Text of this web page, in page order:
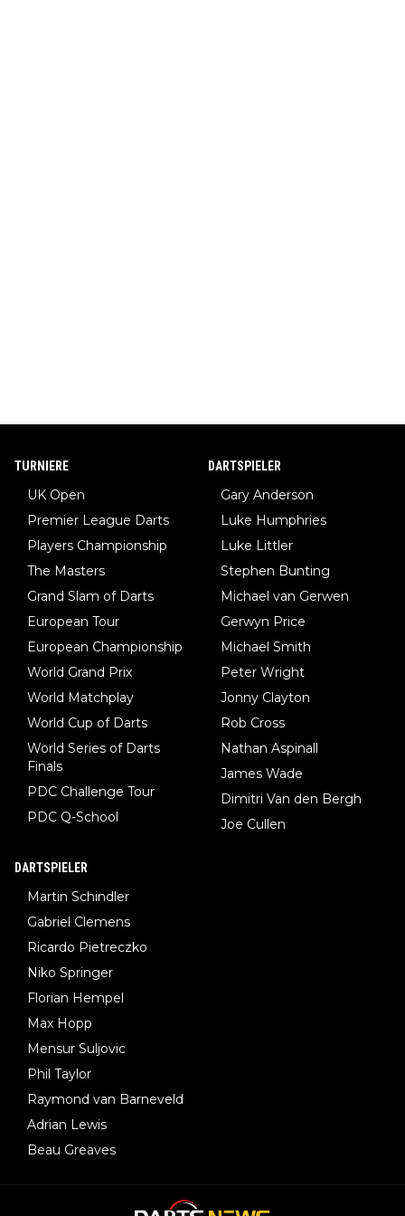
TURNIERE
UK Open
Premier League Darts
Players Championship
The Masters
Grand Slam of Darts
European Tour
European Championship
World Grand Prix
World Matchplay
World Cup of Darts
World Series of Darts
Finals
PDC Challenge Tour
PDC Q-School
DARTSPIELER
Gary Anderson
Luke Humphries
Luke Littler
Stephen Bunting
Michael van Gerwen
Gerwyn Price
Michael Smith
Peter Wright
Jonny Clayton
Rob Cross
Nathan Aspinall
James Wade
Dimitri Van den Bergh
Joe Cullen
DARTSPIELER
Martin Schindler
Gabriel Clemens
Ricardo Pietreczko
Niko Springer
Florian Hempel
Max Hopp
Mensur Suljovic
Phil Taylor
Raymond van Barneveld
Adrian Lewis
Beau Greaves